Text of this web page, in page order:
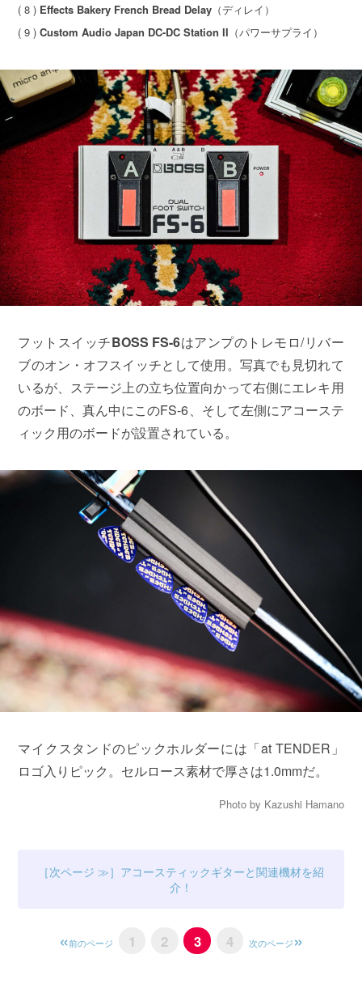
( 8 ) Effects Bakery French Bread Delay （ディレイ）
( 9 )Custom Audio Japan DC-DC Station II （パワーサプライ）
フットスイッチBOSS FS-6はアンプのトレモロ/リバー
ブのオン・オフスイッチとして使用。写真でも見切れて
いるが、ステージ上の立ち位置向かって右側にエレキ用
のボード、真ん中にこのFS-6、そして左側にアコーステ
ィック用のボードが設置されている。
マイクスタンドのピックホルダーには「at TENDER」
ロゴ入りピック。セルロース素材で厚さは1.0mmだ。
Photo by Kazushi Hamano
アコースティックギターと関連機材を紹
介！
前のページ 1 2 3 4 次のページ